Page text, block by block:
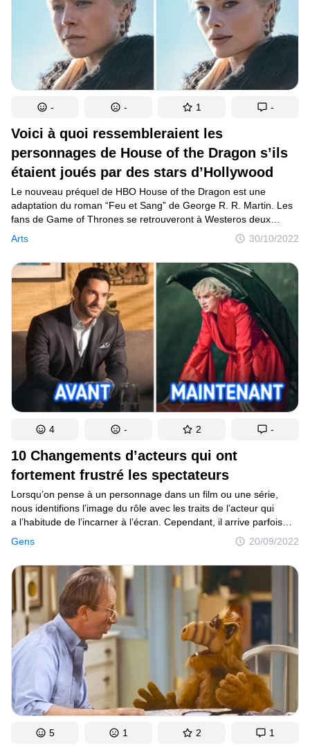
Voici à quoi ressembleraient les
personnages de House of the Dragon s’ils
étaient joués par des stars d’Hollywood
Arts 30/10/2022
Le nouveau préquel de HBO House of the Dragon est une
adaptation du roman “Feu et Sang” de George R. R. Martin. Les
fans de Game of Thrones se retrouveront à Westeros deux
siècles avant la naissance de Daenerys Targaryen pour voir ses
ancêtres au sommet de leur puissance avant leur chute
tragique.Avant la sortie de la série, plusieurs internautes ont parlé
avec un vif intérêt de son casting. Ils n’étaient pas tous contents
du choix des acteurs : certains avaient une autre vision des
personnages, d’autres n’ont pas manqué de noter des
différences par rapport au texte original. On a donc décidé
d’utiliser un logiciel spécial pour imaginer les grandes stars
d’Hollywood dans certains des rôles. On a aussi découvert quels
rôles des acteurs choisis nous avaient le plus marqués
et comment ces comédiens étaient dépeints par l’écrivain.
- - 1 -
10 Changements d’acteurs qui ont
fortement frustré les spectateurs
Gens 20/09/2022
Lorsqu’on pense à un personnage dans un film ou une série,
nous identifions l’image du rôle avec les traits de l’acteur qui
a l’habitude de l’incarner à l’écran. Cependant, il arrive parfois
que les réalisateurs fassent un recast — changement
de casting — pour une raison ou une autre, sans que cela
perturbe les spectateurs. Mais certains changements
de comédiens ont pourtant créé des chamboulements dans
l’esprit du public et les ont déstabilisés.
4 - 2 -
5 1 2 1